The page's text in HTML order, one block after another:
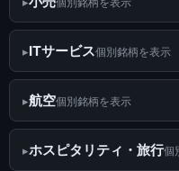
ITサービス個別銘柄を表示
航空個別銘柄を表示
ホスピタリティ・旅行個